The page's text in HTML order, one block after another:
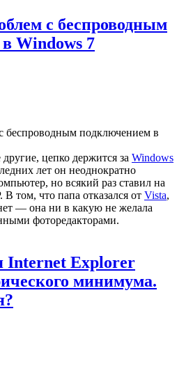
с беспроводным
Windows 7
цепко держится за Windows
лет он неоднократно
но всякий раз ставил на
том, что папа отказался от Vista,
— она ни в какую не желала
фоторедакторами.
Internet Explorer
минимума.